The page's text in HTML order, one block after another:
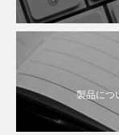
製品につ